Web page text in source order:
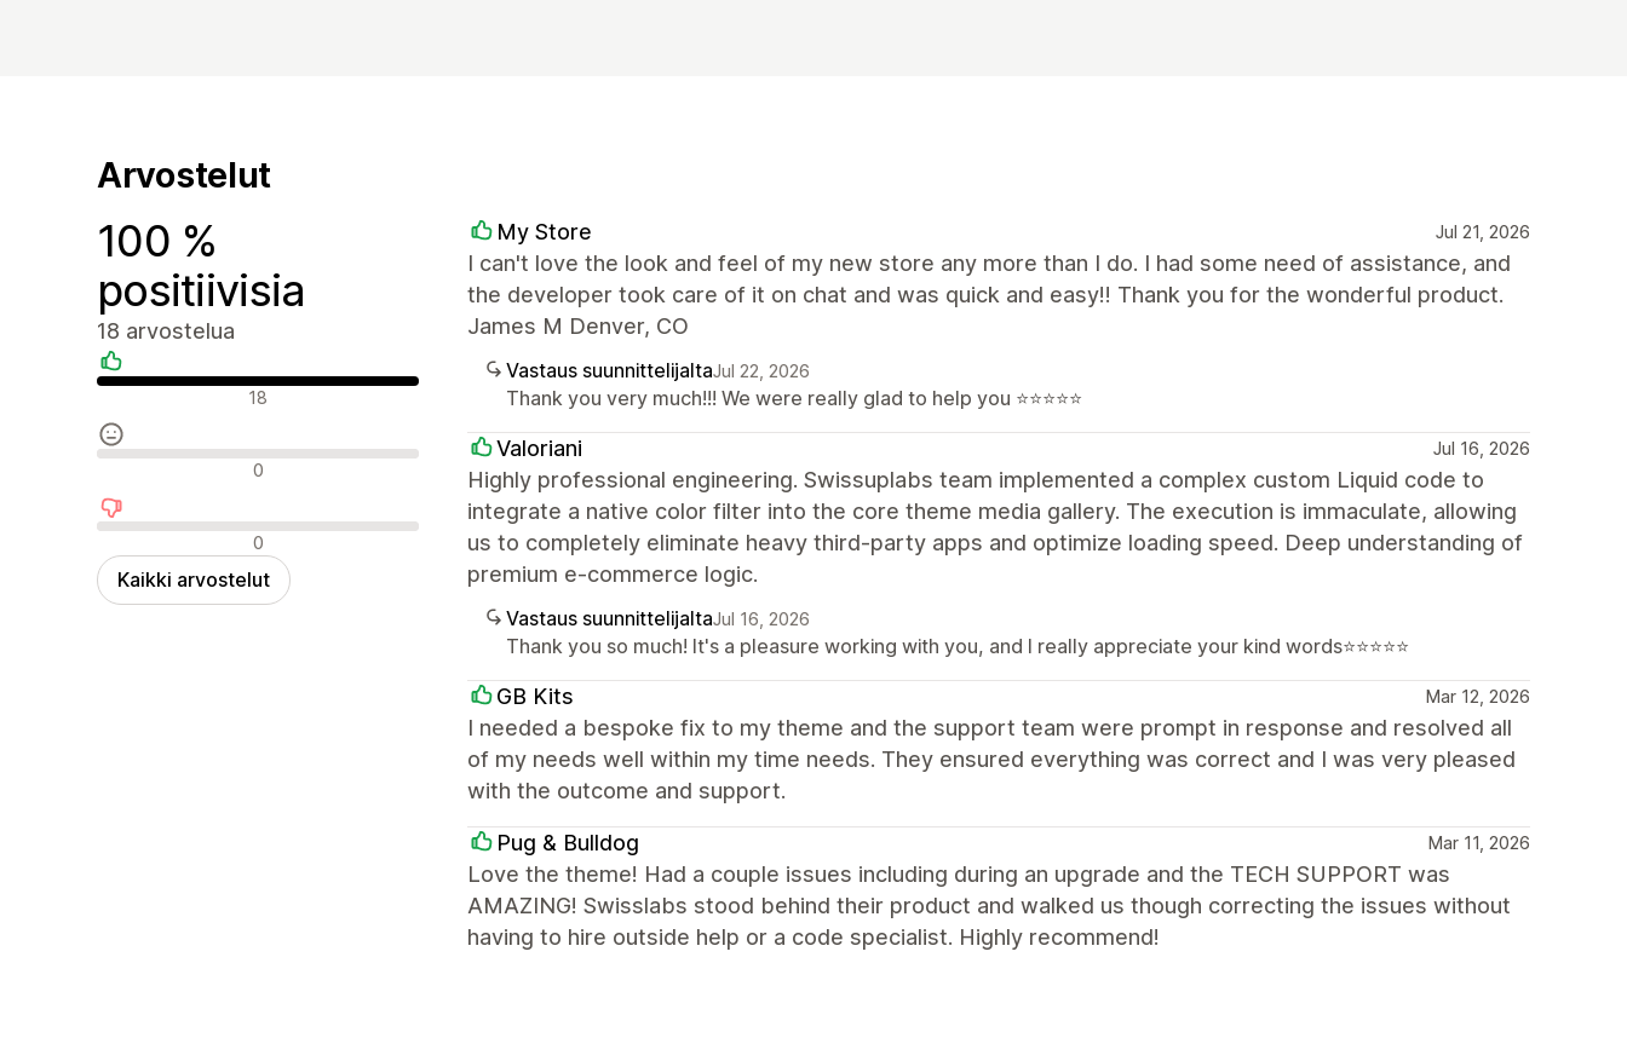
Arvostelut
100 %
positiivisia
18 arvostelua
Positiiviset arvostelut
18
Neutraalit arvostelut
0
Negatiiviset arvostelut
0
Kaikki arvostelut
My Store Jul 21, 2026
I can't love the look and feel of my new store any more than I do. I had some need of assistance, and
the developer took care of it on chat and was quick and easy!! Thank you for the wonderful product.
James M Denver, CO
Vastaus suunnittelijaltaJul 22, 2026
Thank you very much!!! We were really glad to help you ⭐⭐⭐⭐⭐
Valoriani Jul 16, 2026
Highly professional engineering. Swissuplabs team implemented a complex custom Liquid code to
integrate a native color filter into the core theme media gallery. The execution is immaculate, allowing
us to completely eliminate heavy third-party apps and optimize loading speed. Deep understanding of
premium e-commerce logic.
Vastaus suunnittelijaltaJul 16, 2026
Thank you so much! It's a pleasure working with you, and I really appreciate your kind words⭐⭐⭐⭐⭐
GB Kits Mar 12, 2026
I needed a bespoke fix to my theme and the support team were prompt in response and resolved all
of my needs well within my time needs. They ensured everything was correct and I was very pleased
with the outcome and support.
Pug & Bulldog Mar 11, 2026
Love the theme! Had a couple issues including during an upgrade and the TECH SUPPORT was
AMAZING! Swisslabs stood behind their product and walked us though correcting the issues without
having to hire outside help or a code specialist. Highly recommend!